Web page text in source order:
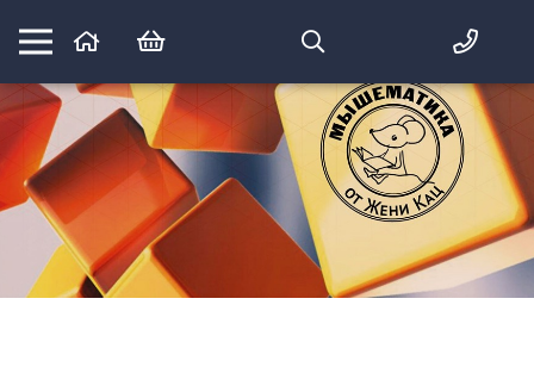
Математика вприпрыжку:
идеи и игры для детей и их родителей